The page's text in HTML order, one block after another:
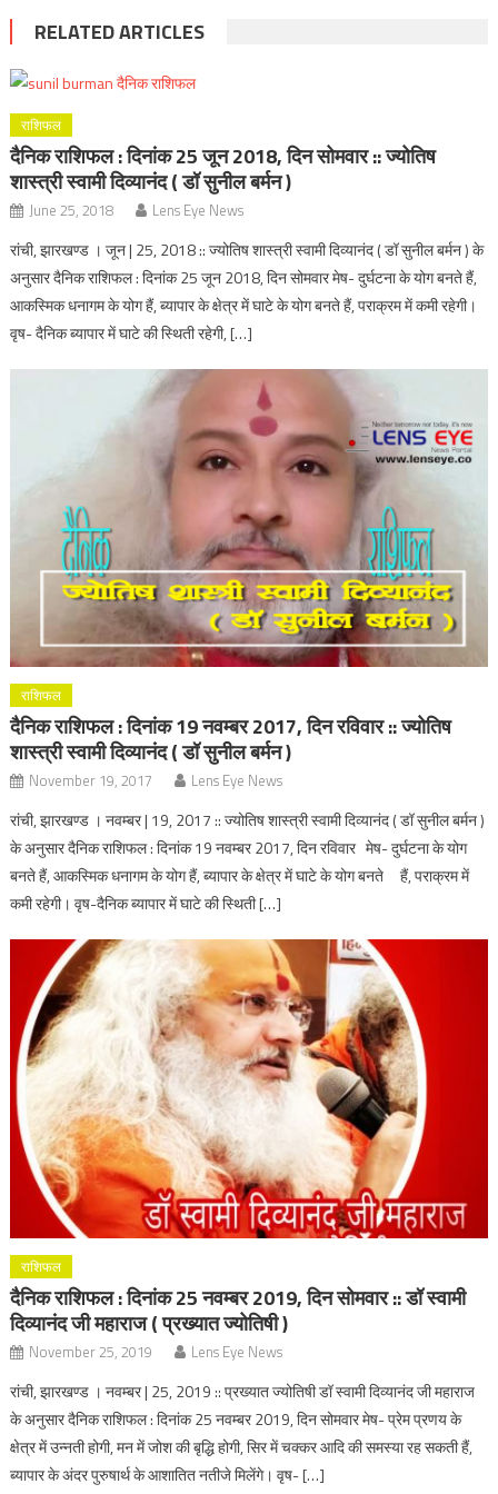
RELATED ARTICLES
राशिफल
दैनिक राशिफल : दिनांक 25 जून 2018, दिन सोमवार :: ज्योतिष
शास्त्री स्वामी दिव्यानंद ( डॉ सुनील बर्मन )
June 25, 2018 Lens Eye News
रांची, झारखण्ड । जून | 25, 2018 :: ज्योतिष शास्त्री स्वामी दिव्यानंद ( डॉ सुनील बर्मन ) के
अनुसार दैनिक राशिफल : दिनांक 25 जून 2018, दिन सोमवार मेष- दुर्घटना के योग बनते हैं,
आकस्मिक धनागम के योग हैं, ब्यापार के क्षेत्र में घाटे के योग बनते हैं, पराक्रम में कमी रहेगी।
वृष- दैनिक ब्यापार में घाटे की स्थिती रहेगी, […]
राशिफल
दैनिक राशिफल : दिनांक 19 नवम्बर 2017, दिन रविवार :: ज्योतिष
शास्त्री स्वामी दिव्यानंद ( डॉ सुनील बर्मन )
November 19, 2017 Lens Eye News
रांची, झारखण्ड । नवम्बर | 19, 2017 :: ज्योतिष शास्त्री स्वामी दिव्यानंद ( डॉ सुनील बर्मन )
के अनुसार दैनिक राशिफल : दिनांक 19 नवम्बर 2017, दिन रविवार मेष- दुर्घटना के योग
बनते हैं, आकस्मिक धनागम के योग हैं, ब्यापार के क्षेत्र में घाटे के योग बनते हैं, पराक्रम में
कमी रहेगी। वृष-दैनिक ब्यापार में घाटे की स्थिती […]
राशिफल
दैनिक राशिफल : दिनांक 25 नवम्बर 2019, दिन सोमवार :: डॉ स्वामी
दिव्यानंद जी महाराज ( प्रख्यात ज्योतिषी )
November 25, 2019 Lens Eye News
रांची, झारखण्ड । नवम्बर | 25, 2019 :: प्रख्यात ज्योतिषी डॉ स्वामी दिव्यानंद जी महाराज
के अनुसार दैनिक राशिफल : दिनांक 25 नवम्बर 2019, दिन सोमवार मेष- प्रेम प्रणय के
क्षेत्र में उन्नती होगी, मन में जोश की बृद्धि होगी, सिर में चक्कर आदि की समस्या रह सकती हैं,
ब्यापार के अंदर पुरुषार्थ के आशातित नतीजे मिलेंगे। वृष- […]